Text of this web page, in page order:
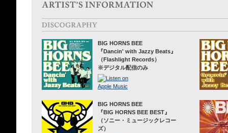
BIG HORNS BEE
『Dancin' with Jazzy Beats』
（Flashlight Records）
※デジタル配信のみ
BIG HORNS BEE
『BIG HORNS BEE BEST』
（ソニー・ミュージックレコー
ズ）